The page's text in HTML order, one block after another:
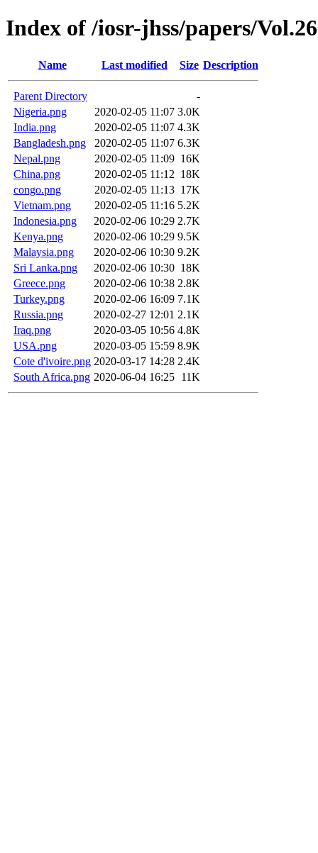
Index of /iosr-jhss/papers/
Name Last modified Size Description
Parent Directory
-
Nigeria.png
2020-02-05 11:07 3.0K
India.png
2020-02-05 11:07 4.3K
Bangladesh.png
2020-02-05 11:07 6.3K
Nepal.png
2020-02-05 11:09 16K
China.png
2020-02-05 11:12 18K
congo.png
2020-02-05 11:13 17K
Vietnam.png
2020-02-05 11:16 5.2K
Indonesia.png
2020-02-06 10:29 2.7K
Kenya.png
2020-02-06 10:29 9.5K
Malaysia.png
2020-02-06 10:30 9.2K
Sri Lanka.png
2020-02-06 10:30 18K
Greece.png
2020-02-06 10:38 2.8K
Turkey.png
2020-02-06 16:09 7.1K
Russia.png
2020-02-27 12:01 2.1K
Iraq.png
2020-03-05 10:56 4.8K
USA.png
2020-03-05 15:59 8.9K
Cote d'ivoire.png 2020-03-17 14:28 2.4K
South Africa.png 2020-06-04 16:25 11K